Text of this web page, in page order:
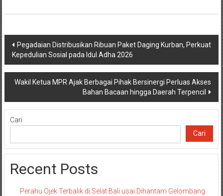
Navigasi
pos
Pegadaian Distribusikan Ribuan Paket Daging Kurban, Perkuat
Kepedulian Sosial pada Idul Adha 2026
Wakil Ketua MPR Ajak Berbagai Pihak Bersinergi Perluas Akses
Bahan Bacaan hingga Daerah Terpencil
Cari
Cari
Recent Posts
Perahu Ojek Terbalik di Selat Bali usai Dihantam Gelombang